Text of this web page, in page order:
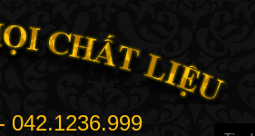
042.1236.999